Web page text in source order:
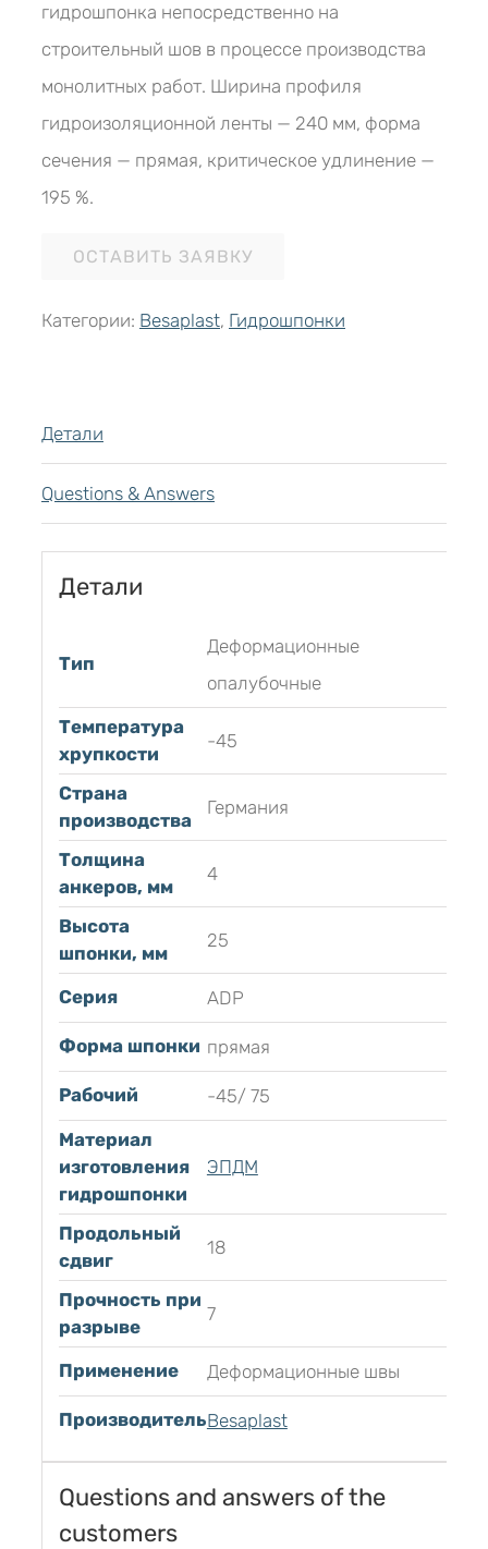
гидрошпонка непосредственно на
строительный шов в процессе производства
монолитных работ. Ширина профиля
гидроизоляционной ленты — 240 мм, форма
сечения — прямая, критическое удлинение —
195 %.
ОСТАВИТЬ ЗАЯВКУ
Категории: Besaplast, Гидрошпонки
Детали
Questions & Answers
Детали
Тип
Деформационные
опалубочные
Температура
хрупкости
-45
Страна
производства
Германия
Толщина
анкеров, мм
4
Высота
шпонки, мм
25
Серия ADP
Форма шпонки прямая
Рабочий
-45/ 75
Материал
изготовления
гидрошпонки
ЭПДМ
Продольный
сдвиг
18
Прочность при
разрыве
7
Применение Деформационные швы
ПроизводительBesaplast
Questions and answers of the
customers